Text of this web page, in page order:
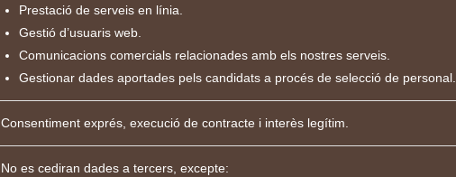
Prestació de serveis en línia.
Gestió d’usuaris web.
Comunicacions comercials relacionades amb els nostres serveis.
Gestionar dades aportades pels candidats a procés de selecció de personal.
Consentiment exprés, execució de contracte i interès legítim.
No es cediran dades a tercers, excepte: